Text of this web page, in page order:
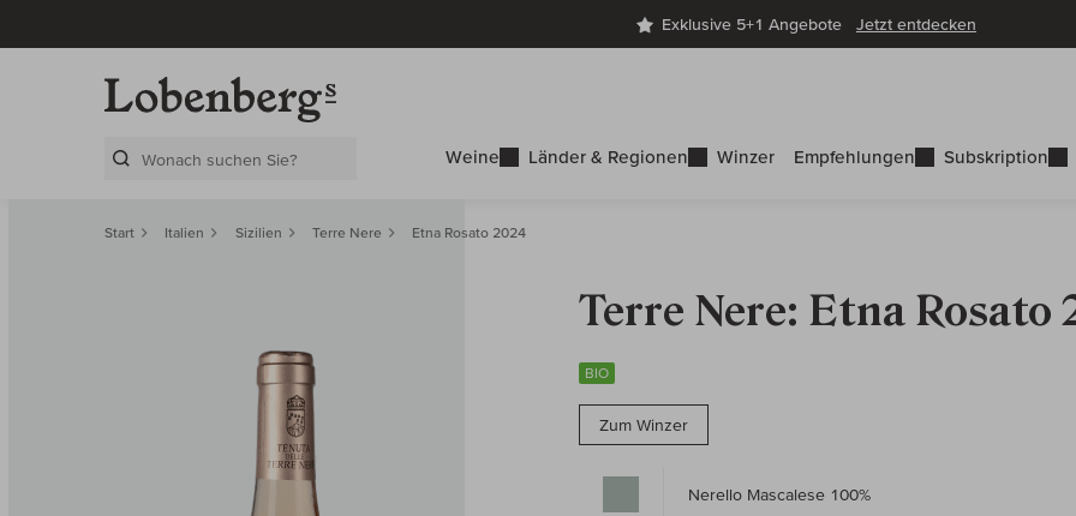
Exklusive 5+1 Angebote Jetzt entdecken
Weine Länder & Regionen Winzer Empfehlungen Subskription
Start Italien Sizilien Terre Nere Etna Rosato 2024
Terre Nere: Etna Rosato
BIO
Zum Winzer
Nerello Mascalese 100%